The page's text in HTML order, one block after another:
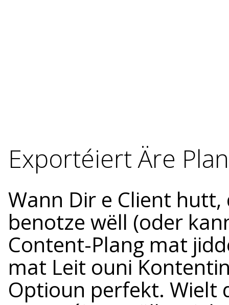
Exportéiert Äre
Wann Dir e Client
benotze wëll (oder
Content-Plang mat
mat Leit ouni
Optioun perfekt. Wielt